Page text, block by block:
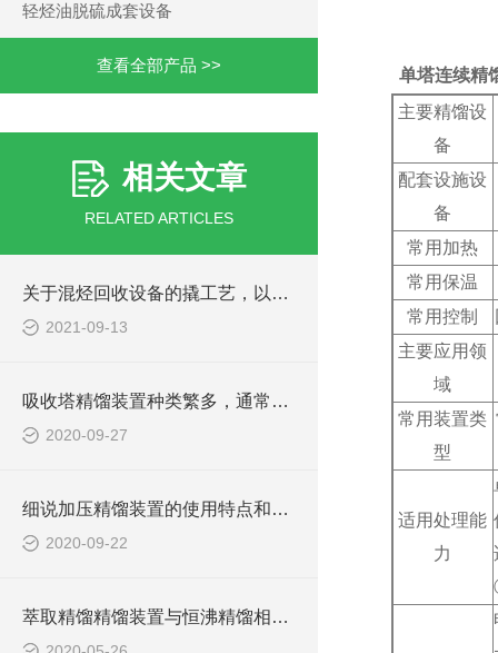
轻烃油脱硫成套设备
查看全部产品 >>
相关文章
RELATED ARTICLES
关于混烃回收设备的撬工艺，以下有详细说明
2021-09-13
吸收塔精馏装置种类繁多，通常有如下分类
2020-09-27
细说加压精馏装置的使用特点和塔板效率
2020-09-22
萃取精馏精馏装置与恒沸精馏相比具有什么优势？
单塔连续精
主要精馏设
备
配套设施设
备
常用加热
常用保温
常用控制
主要应用领
域
常用装置类
型
适用处理能
力